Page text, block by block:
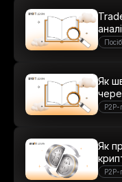
Як
Як